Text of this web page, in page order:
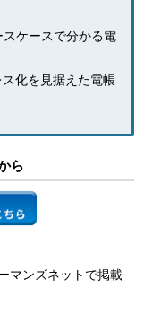
スケースで分かる電
化を見据えた電帳
ら
マンズネットで掲載